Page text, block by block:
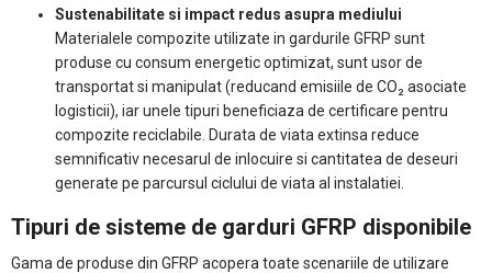
Sustenabilitate si impact redus asupra mediului
Materialele compozite utilizate in gardurile GFRP sunt
produse cu consum energetic optimizat, sunt usor de
transportat si manipulat (reducand emisiile de CO₂ asociate
logisticii), iar unele tipuri beneficiaza de certificare pentru
compozite reciclabile. Durata de viata extinsa reduce
semnificativ necesarul de inlocuire si cantitatea de deseuri
generate pe parcursul ciclului de viata al instalatiei.
Tipuri de sisteme de garduri GFRP disponibile
Gama de produse din GFRP acopera toate scenariile de utilizare